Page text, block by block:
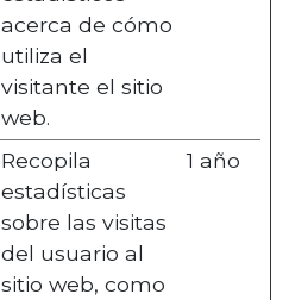
acerca de cómo
utiliza el
visitante el sitio
web.
Recopila
estadísticas
sobre las visitas
del usuario al
sitio web, como
1 año